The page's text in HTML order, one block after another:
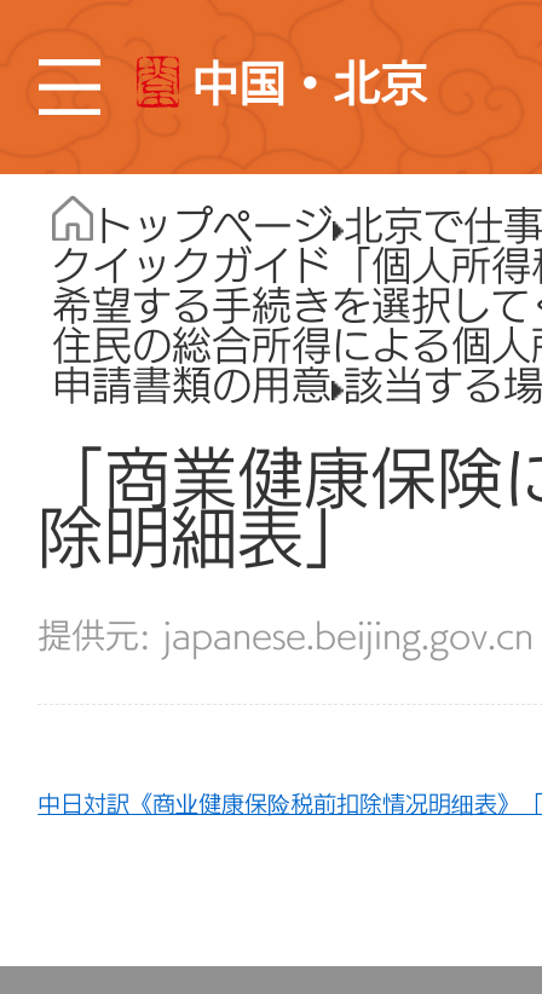
中国・北京
トップページ 北京で仕
クイックガイド「個人所
希望する手続きを選択し
住民の総合所得による個
申請書類の用意 該当する
「商業健康保険
除明細表」
japanese.beijing.gov.cn
中日対訳《商业健康保险税前扣除情况明细表》